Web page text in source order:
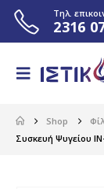
Τηλ.
2316
Shop
Συσκευή Ψυγείου